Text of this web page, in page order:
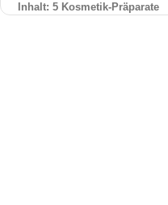
Inhalt: 5 Kosmetik-Präparate